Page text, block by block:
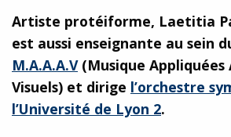
Artiste protéiforme, Laetitia
est aussi enseignante au sein
M.A.A.A.V(Musique Appliquées
Visuels) et dirige l’orchestre
l’Université de Lyon 2.